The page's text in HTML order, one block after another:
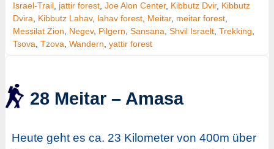
Israel-Trail, jattir forest, Joe Alon Center, Kibbutz Dvir, Kibbutz
Dvira
Kibbutz Lahav, lahav forest, Meitar, meitar forest,
Messilat Zion
Negev, Pilgern Sansana Shvil Israelt, Trekking
Tsova Tzova Wandern yattir forest
28 Meitar – Amasa
Heute geht es ca. 23 Kilometer von 400m über